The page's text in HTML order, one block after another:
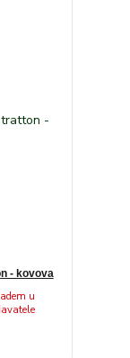
- kovova
u